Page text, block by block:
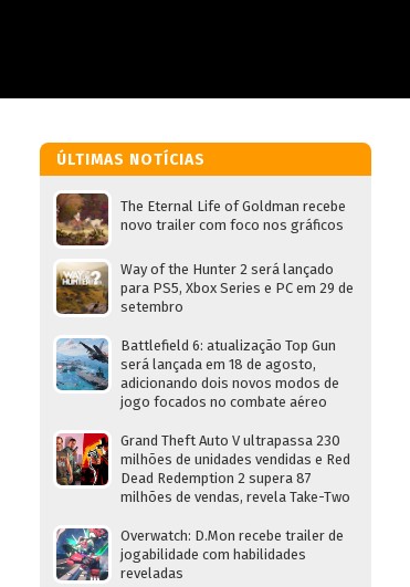
ÚLTIMAS NOTÍCIAS
The Eternal Life of Goldman recebe
novo trailer com foco nos gráficos
Way of the Hunter 2 será lançado
para PS5, Xbox Series e PC em 29 de
setembro
Battlefield 6: atualização Top Gun
será lançada em 18 de agosto,
adicionando dois novos modos de
jogo focados no combate aéreo
Grand Theft Auto V ultrapassa 230
milhões de unidades vendidas e Red
Dead Redemption 2 supera 87
milhões de vendas, revela Take-Two
Overwatch: D.Mon recebe trailer de
jogabilidade com habilidades
reveladas